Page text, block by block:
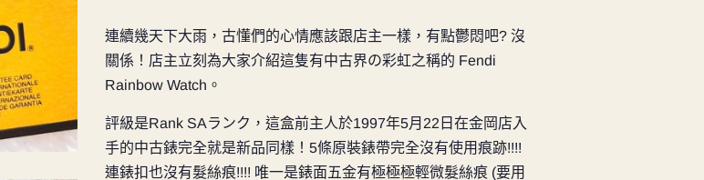
連續幾天下大雨，古懂們的心情應該跟店主一樣，有點鬱悶吧? 沒
關係！店主立刻為大家介紹這隻有中古界の彩虹之稱的 Fendi
Rainbow Watch。
評級是Rank SAランク，這盒前主人於1997年5月22日在金岡店入
手的中古錶完全就是新品同樣！5條原裝錶帶完全沒有使用痕跡!!!!
連錶扣也沒有髮絲痕!!!! 唯一是錶面五金有極極極輕微髮絲痕 (要用